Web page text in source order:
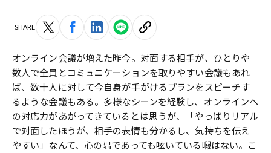
SHARE
オンライン会議が増えた昨今。対面する相手が、ひとりや
数人で全員とコミュニケーションを取りやすい会議もあれ
ば、数十人に対して今自身が手がけるプランをスピーチす
るような会議もある。多様なシーンを経験し、オンラインへ
の対応力があがってきているとは思うが、「やっぱりリアル
で対面したほうが、相手の表情も分かるし、気持ちを伝え
やすい」なんて、心の隅であっても呟いている暇はない。こ